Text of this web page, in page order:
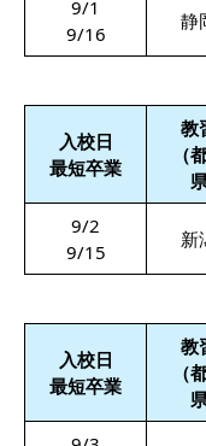
9/1
9/16
静
入校日
最短卒業
教
（
9/2
9/15
新
入校日
最短卒業
教
（